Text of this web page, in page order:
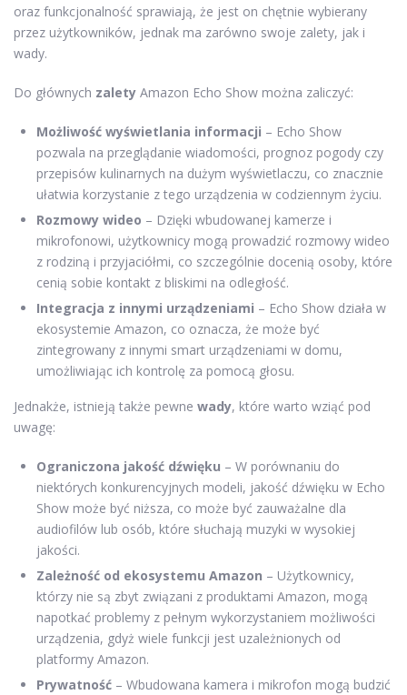
oraz funkcjonalność sprawiają, że jest on chętnie wybierany
przez użytkowników, jednak ma zarówno swoje zalety, jak i
wady.
Do głównych zalety Amazon Echo Show można zaliczyć:
Możliwość wyświetlania informacji – Echo Show
pozwala na przeglądanie wiadomości, prognoz pogody czy
przepisów kulinarnych na dużym wyświetlaczu, co znacznie
ułatwia korzystanie z tego urządzenia w codziennym życiu.
Rozmowy wideo – Dzięki wbudowanej kamerze i
mikrofonowi, użytkownicy mogą prowadzić rozmowy wideo
z rodziną i przyjaciółmi, co szczególnie docenią osoby, które
cenią sobie kontakt z bliskimi na odległość.
Integracja z innymi urządzeniami – Echo Show działa w
ekosystemie Amazon, co oznacza, że może być
zintegrowany z innymi smart urządzeniami w domu,
umożliwiając ich kontrolę za pomocą głosu.
Jednakże, istnieją także pewne wady, które warto wziąć pod
uwagę:
Ograniczona jakość dźwięku – W porównaniu do
niektórych konkurencyjnych modeli, jakość dźwięku w Echo
Show może być niższa, co może być zauważalne dla
audiofilów lub osób, które słuchają muzyki w wysokiej
jakości.
Zależność od ekosystemu Amazon – Użytkownicy,
którzy nie są zbyt związani z produktami Amazon, mogą
napotkać problemy z pełnym wykorzystaniem możliwości
urządzenia, gdyż wiele funkcji jest uzależnionych od
platformy Amazon.
Prywatność – Wbudowana kamera i mikrofon mogą budzić